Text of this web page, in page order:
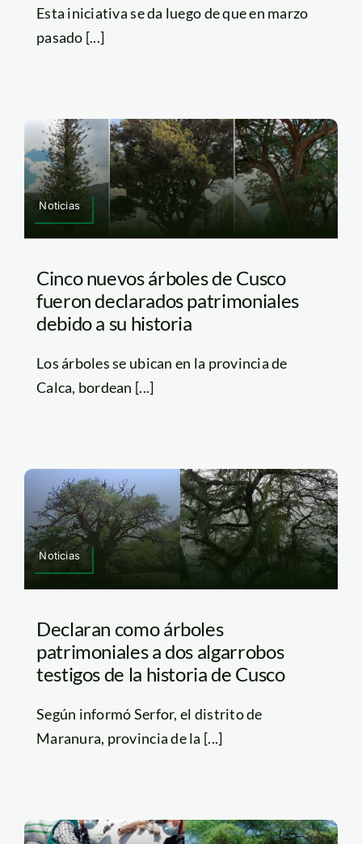
Esta iniciativa se da luego de que en marzo
pasado [...]
Noticias
Cinco nuevos árboles de Cusco
fueron declarados patrimoniales
debido a su historia
Los árboles se ubican en la provincia de
Calca, bordean [...]
Noticias
Declaran como árboles
patrimoniales a dos algarrobos
testigos de la historia de Cusco
Según informó Serfor, el distrito de
Maranura, provincia de la [...]